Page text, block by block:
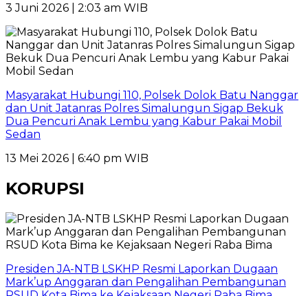
3 Juni 2026 | 2:03 am WIB
Masyarakat Hubungi 110, Polsek Dolok Batu Nanggar
dan Unit Jatanras Polres Simalungun Sigap Bekuk
Dua Pencuri Anak Lembu yang Kabur Pakai Mobil
Sedan
13 Mei 2026 | 6:40 pm WIB
KORUPSI
Presiden JA-NTB LSKHP Resmi Laporkan Dugaan
Mark’up Anggaran dan Pengalihan Pembangunan